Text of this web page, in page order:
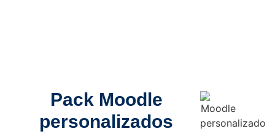
Pack Moodle
personalizados